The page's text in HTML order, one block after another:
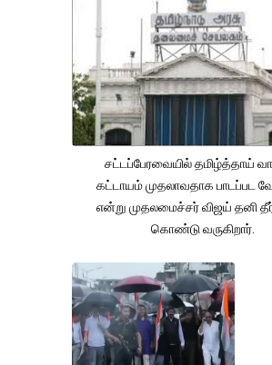
சட்டப்பேரவையில் தமிழ்த்தாய்
கட்டாயம் முதலாவதாக பாடப்பட
என்று முதலமைச்சர் விஜய் தனி
கொண்டு வருகிறார்.